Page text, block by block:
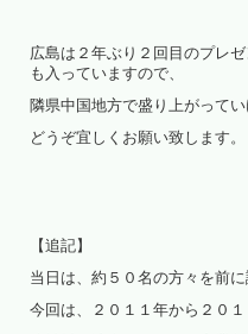
広島は２年ぶり２回目のプレ
も入っていますので、
隣県中国地方で盛り上がってい
どうぞ宜しくお願い致します。
【追記】
当日は、約５０名の方々を前
今回は、２０１１年から２０１